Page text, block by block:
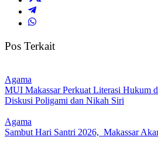
Pos Terkait
Agama
MUI Makassar Perkuat Literasi Hukum
Diskusi Poligami dan Nikah Siri
Agama
Sambut Hari Santri 2026, Makassar